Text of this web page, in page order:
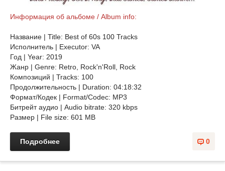
Информация об альбоме / Album info:
Название | Title: Best of 60s 100 Tracks
Исполнитель | Executor: VA
Год | Year: 2019
Жанр | Genre: Retro, Rock'n'Roll, Rock
Композиций | Tracks: 100
Продолжительность | Duration: 04:18:32
Формат/Кодек | Format/Codec: MP3
Битрейт аудио | Audio bitrate: 320 kbps
Размер | File size: 601 MB
0
Подробнее